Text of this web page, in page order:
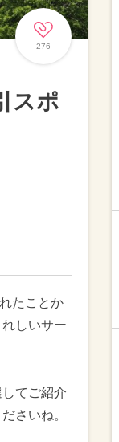
276
スポ
たことか
しいサー
てご紹介
さいね。